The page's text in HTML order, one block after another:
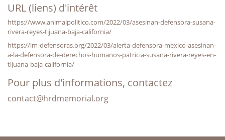
URL (liens) d'intérêt
https://www.animalpolitico.com/2022/03/asesinan-defensora-susana-
rivera-reyes-tijuana-baja-california/
https://im-defensoras.org/2022/03/alerta-defensora-mexico-asesinan-
a-la-defensora-de-derechos-humanos-patricia-susana-rivera-reyes-en-
tijuana-baja-california/
Pour plus d'informations, contactez
contact@hrdmemorial.org